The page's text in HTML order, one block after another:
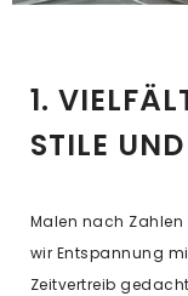
1.
STILE
Malen nach Zahlen
wir Entspannung
Zeitvertreib